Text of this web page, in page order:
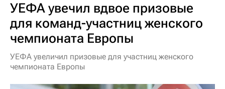
УЕФА увечил вдвое призовые
для команд-участниц женского
чемпионата Европы
УЕФА увеличил призовые для участниц женского
чемпионата Европы